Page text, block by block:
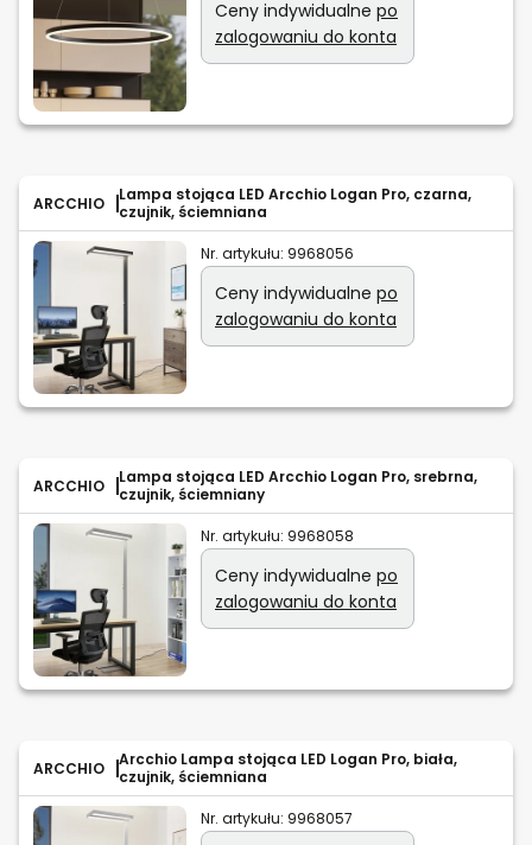
Ceny indywidualne po
zalogowaniu do konta
ARCCHIO
Lampa stojąca LED Arcchio Logan Pro, czarna,
czujnik, ściemniana
Nr. artykułu: 9968056
Ceny indywidualne po
zalogowaniu do konta
ARCCHIO
Lampa stojąca LED Arcchio Logan Pro, srebrna,
czujnik, ściemniany
Nr. artykułu: 9968058
Ceny indywidualne po
zalogowaniu do konta
ARCCHIO
Arcchio Lampa stojąca LED Logan Pro, biała,
czujnik, ściemniana
Nr. artykułu: 9968057